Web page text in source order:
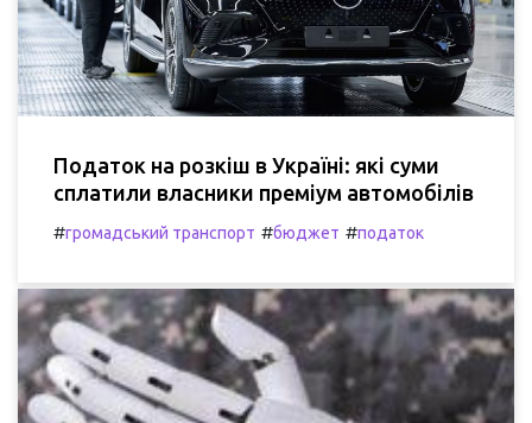
Податок на розкіш в Україні: які суми
сплатили власники преміум автомобілів
#громадський транспорт #бюджет #податок